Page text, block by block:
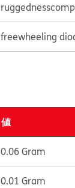
ruggedness
freewheeling
値
0.06 Gram
0.01 Gram